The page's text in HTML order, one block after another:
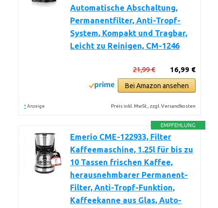
Automatische Abschaltung,
Permanentfilter, Anti-Tropf-
System, Kompakt und Tragbar,
Leicht zu Reinigen, CM-1246
16,99 €
21,99 €
Bei Amazon ansehen
* Anzeige Preis inkl. MwSt., zzgl. Versandkosten
EMPFEHLUNG
Emerio CME-122933, Filter
Kaffeemaschine, 1.25l für bis zu
10 Tassen frischen Kaffee,
herausnehmbarer Permanent-
Filter, Anti-Tropf-Funktion,
Kaffeekanne aus Glas, Auto-